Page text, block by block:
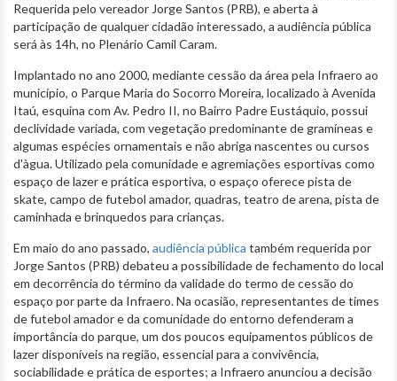
Requerida pelo vereador Jorge Santos (PRB), e aberta à
participação de qualquer cidadão interessado, a audiência pública
será às 14h, no Plenário Camil Caram.
Implantado no ano 2000, mediante cessão da área pela Infraero ao
município, o Parque Maria do Socorro Moreira, localizado à Avenida
Itaú, esquina com Av. Pedro II, no Bairro Padre Eustáquio, possui
declividade variada, com vegetação predominante de gramíneas e
algumas espécies ornamentais e não abriga nascentes ou cursos
d'àgua. Utilizado pela comunidade e agremiações esportivas como
espaço de lazer e prática esportiva, o espaço oferece pista de
skate, campo de futebol amador, quadras, teatro de arena, pista de
caminhada e brinquedos para crianças.
Em maio do ano passado, audiência pública também requerida por
Jorge Santos (PRB) debateu a possibilidade de fechamento do local
em decorrência do término da validade do termo de cessão do
espaço por parte da Infraero. Na ocasião, representantes de times
de futebol amador e da comunidade do entorno defenderam a
importância do parque, um dos poucos equipamentos públicos de
lazer disponíveis na região, essencial para a convivência,
sociabilidade e prática de esportes; a Infraero anunciou a decisão